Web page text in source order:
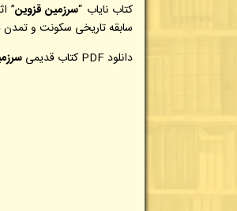
کتاب نایاب “سرزمین قزوین”
سابقه تاریخی سکونت و تمدن
دانلود PDF کتاب قدیمی